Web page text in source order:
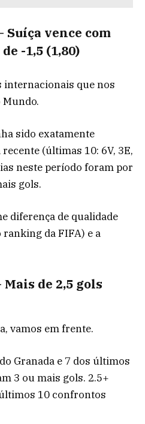
Suíça vence com
-1,5 (1,80)
internacionais que nos
Mundo.
sido exatamente
(últimas 10: 6V, 3E,
neste período foram por
gols.
diferença de qualidade
da FIFA) e a
de 2,5 gols
vamos em frente.
Granada e 7 dos últimos
3 ou mais gols. 2.5+
10 confrontos